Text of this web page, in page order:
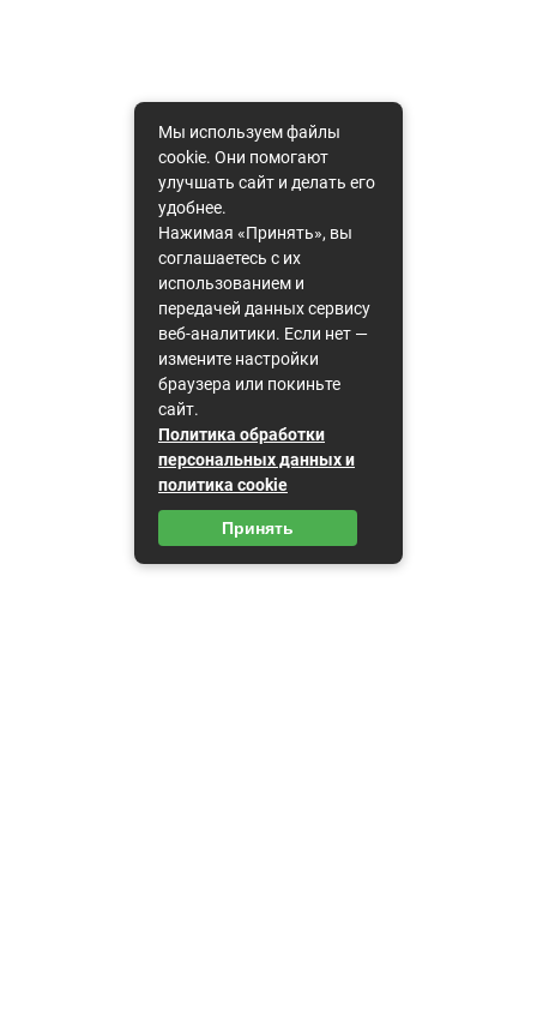
Мы используем файлы
cookie. Они помогают
улучшать сайт и делать его
удобнее.
Нажимая «Принять», вы
соглашаетесь с их
использованием и
передачей данных сервису
веб-аналитики. Если нет —
измените настройки
браузера или покиньте
сайт.
Политика обработки
персональных данных и
политика cookie
Принять